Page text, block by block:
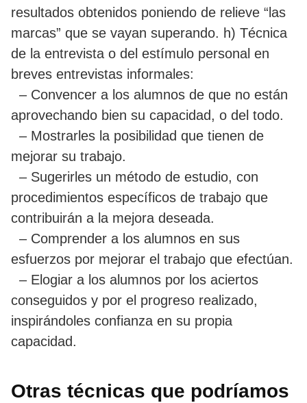
resultados obtenidos poniendo de relieve “las
marcas” que se vayan superando. h) Técnica
de la entrevista o del estímulo personal en
breves entrevistas informales:
– Convencer a los alumnos de que no están
aprovechando bien su capacidad, o del todo.
– Mostrarles la posibilidad que tienen de
mejorar su trabajo.
– Sugerirles un método de estudio, con
procedimientos específicos de trabajo que
contribuirán a la mejora deseada.
– Comprender a los alumnos en sus
esfuerzos por mejorar el trabajo que efectúan.
– Elogiar a los alumnos por los aciertos
conseguidos y por el progreso realizado,
inspirándoles confianza en su propia
capacidad.
Otras técnicas que podríamos